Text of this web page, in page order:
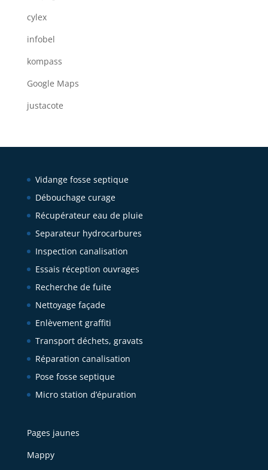
cylex
infobel
kompass
Google Maps
justacote
Vidange fosse septique
Débouchage curage
Récupérateur eau de pluie
Separateur hydrocarbures
Inspection canalisation
Essais réception ouvrages
Recherche de fuite
Nettoyage façade
Enlèvement graffiti
Transport déchets, gravats
Réparation canalisation
Pose fosse septique
Micro station d’épuration
Pages jaunes
Mappy